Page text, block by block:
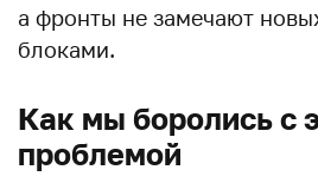
а фронты не замечают
блоками.
Как мы боролись с
проблемой